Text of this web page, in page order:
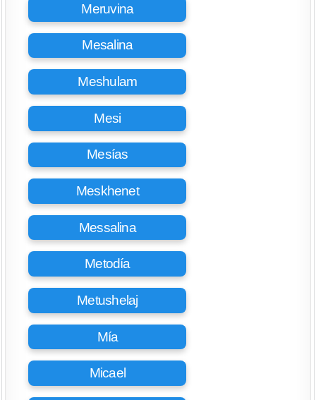
Meruvina
Mesalina
Meshulam
Mesi
Mesías
Meskhenet
Messalina
Metodía
Metushelaj
Mía
Micael